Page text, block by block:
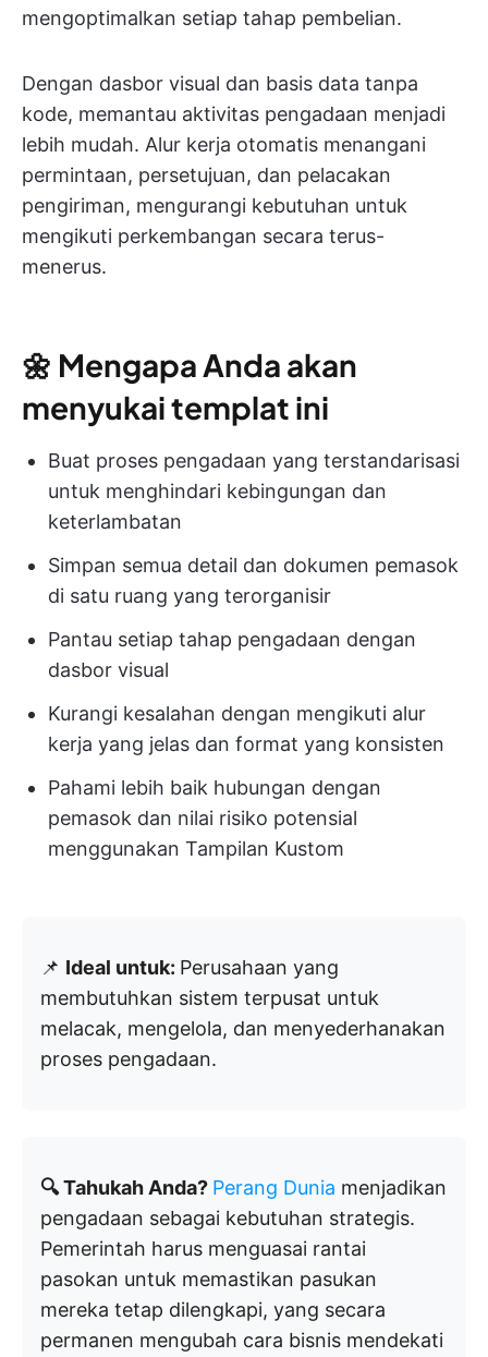
mengoptimalkan setiap tahap pembelian.
Dengan dasbor visual dan basis data tanpa
kode, memantau aktivitas pengadaan menjadi
lebih mudah. Alur kerja otomatis menangani
permintaan, persetujuan, dan pelacakan
pengiriman, mengurangi kebutuhan untuk
mengikuti perkembangan secara terus-
menerus.
🌼 Mengapa Anda akan
menyukai templat ini
Buat proses pengadaan yang terstandarisasi
untuk menghindari kebingungan dan
keterlambatan
Simpan semua detail dan dokumen pemasok
di satu ruang yang terorganisir
Pantau setiap tahap pengadaan dengan
dasbor visual
Kurangi kesalahan dengan mengikuti alur
kerja yang jelas dan format yang konsisten
Pahami lebih baik hubungan dengan
pemasok dan nilai risiko potensial
menggunakan Tampilan Kustom
📌 Ideal untuk: Perusahaan yang
membutuhkan sistem terpusat untuk
melacak, mengelola, dan menyederhanakan
proses pengadaan.
🔍 Tahukah Anda? Perang Dunia menjadikan
pengadaan sebagai kebutuhan strategis.
Pemerintah harus menguasai rantai
pasokan untuk memastikan pasukan
mereka tetap dilengkapi, yang secara
permanen mengubah cara bisnis mendekati